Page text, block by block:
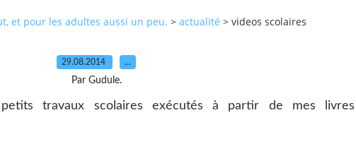
et pour les adultes aussi un peu. > actualité > videos scolaires
29.08.2014 …
Par Gudule.
travaux scolaires exécutés à partir de mes livres